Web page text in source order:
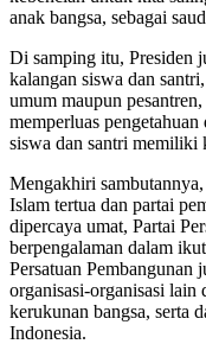
anak bangsa, sebagai
Di samping itu, Presiden
kalangan siswa dan
umum maupun
memperluas
siswa dan santri memiliki
Mengakhiri
Islam tertua dan partai
dipercaya umat, Partai
berpengalaman dalam
Persatuan Pembangunan
organisasi-organisasi lain
kerukunan bangsa, serta
Indonesia.